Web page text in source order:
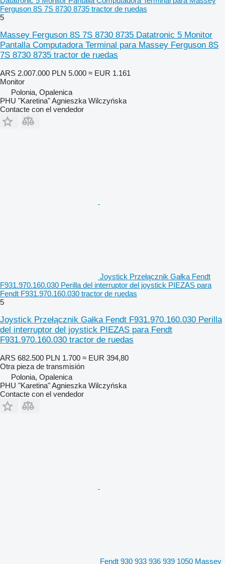
Ferguson 8S 7S 8730 8735 tractor de ruedas
5
Massey Ferguson 8S 7S 8730 8735 Datatronic 5 Monitor
Pantalla Computadora Terminal para Massey Ferguson 8S
7S 8730 8735 tractor de ruedas
ARS 2.007.000 PLN 5.000 ≈ EUR 1.161
Monitor
Polonia, Opalenica
PHU "Karetina" Agnieszka Wilczyńska
Contacte con el vendedor
Joystick Przełącznik Gałka Fendt
F931.970.160.030 Perilla del interruptor del joystick PIEZAS para
Fendt F931.970.160.030 tractor de ruedas
5
Joystick Przełącznik Gałka Fendt F931.970.160.030 Perilla
del interruptor del joystick PIEZAS para Fendt
F931.970.160.030 tractor de ruedas
ARS 682.500 PLN 1.700 ≈ EUR 394,80
Otra pieza de transmisión
Polonia, Opalenica
PHU "Karetina" Agnieszka Wilczyńska
Contacte con el vendedor
Fendt 930 933 936 939 1050 Massey